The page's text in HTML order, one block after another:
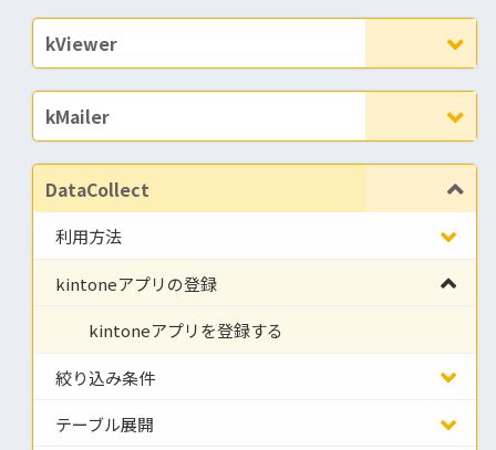
kViewer
kMailer
DataCollect
利用方法
kintoneアプリの登録
kintoneアプリを登録する
絞り込み条件
テーブル展開